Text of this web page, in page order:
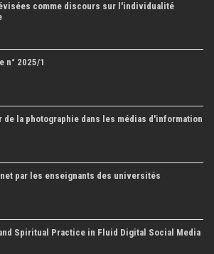
comme discours sur l'individualité
n° 2025/1
de la photographie dans les médias d'information
par les enseignants des universités
Spiritual Practice in Fluid Digital Social Media